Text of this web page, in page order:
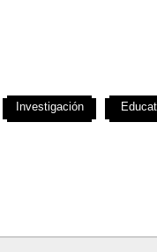
Investigación